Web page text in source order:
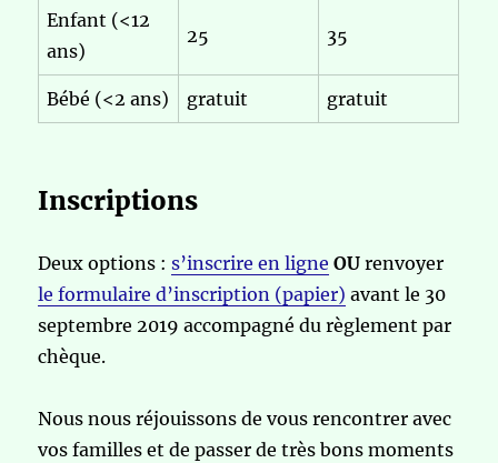
Enfant (<12
ans)
25 35
Bébé (<2 ans) gratuit gratuit
Inscriptions
Deux options :s’inscrire en ligne OUrenvoyer
le formulaire d’inscription (papier) avant le 30
septembre 2019 accompagné du règlement par
chèque.
Nous nous réjouissons de vous rencontrer avec
vos familles et de passer de très bons moments